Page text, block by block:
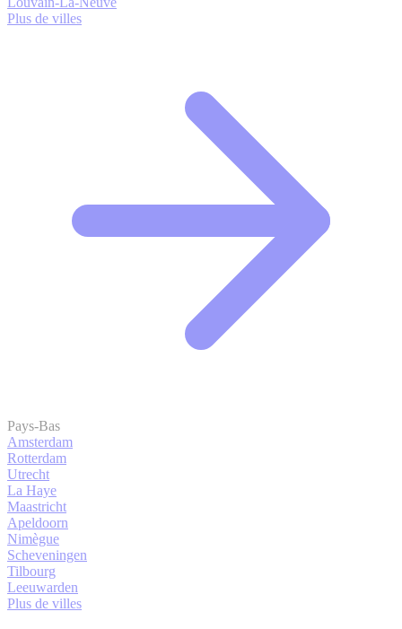
Plus de villes
Pays-Bas
Amsterdam
Rotterdam
Utrecht
La Haye
Maastricht
Apeldoorn
Nimègue
Scheveningen
Tilbourg
Leeuwarden
Plus de villes